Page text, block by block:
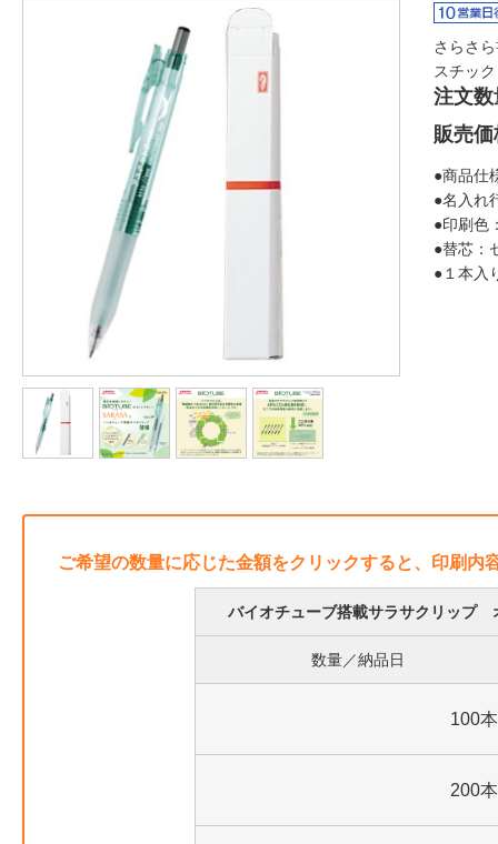
さらさ
スチッ
注文数
販売価
●商品仕
●名入れ
●印刷色
●替芯：
●１本入
ご希望の数量に応じた金額をクリックすると、印刷内
バイオチューブ搭載サラサクリッ
数量／納品日
100本
200本